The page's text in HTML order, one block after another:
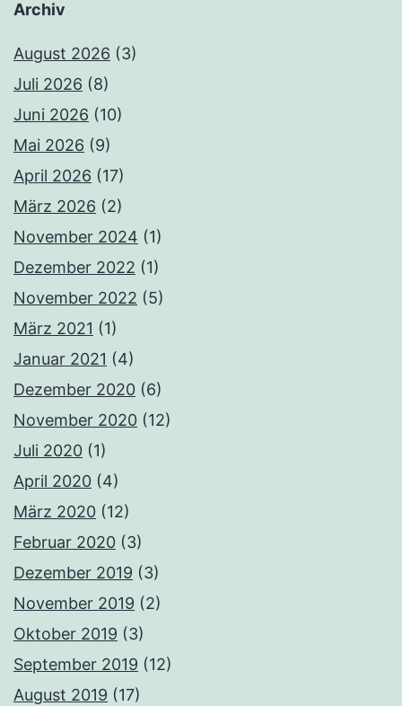
Archiv
August 2026 (3)
Juli 2026 (8)
Juni 2026 (10)
Mai 2026 (9)
April 2026 (17)
März 2026 (2)
November 2024 (1)
Dezember 2022 (1)
November 2022 (5)
März 2021 (1)
Januar 2021 (4)
Dezember 2020 (6)
November 2020 (12)
Juli 2020 (1)
April 2020 (4)
März 2020 (12)
Februar 2020 (3)
Dezember 2019 (3)
November 2019 (2)
Oktober 2019 (3)
September 2019 (12)
August 2019 (17)